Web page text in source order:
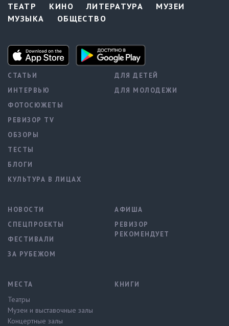
ТЕАТР КИНО ЛИТЕРАТУРА
МУЗЕИ
МУЗЫКА
ОБЩЕСТВО
СТАТЬИ
ИНТЕРВЬЮ
ФОТОСЮЖЕТЫ
РЕВИЗОР TV
ОБЗОРЫ
ТЕСТЫ
БЛОГИ
КУЛЬТУРА В ЛИЦАХ
ДЛЯ ДЕТЕЙ
ДЛЯ МОЛОДЕЖИ
НОВОСТИ
СПЕЦПРОЕКТЫ
ФЕСТИВАЛИ
ЗА РУБЕЖОМ
АФИША
РЕВИЗОР
РЕКОМЕНДУЕТ
МЕСТА
Театры
Музеи и выставочные залы
Концертные залы
КНИГИ